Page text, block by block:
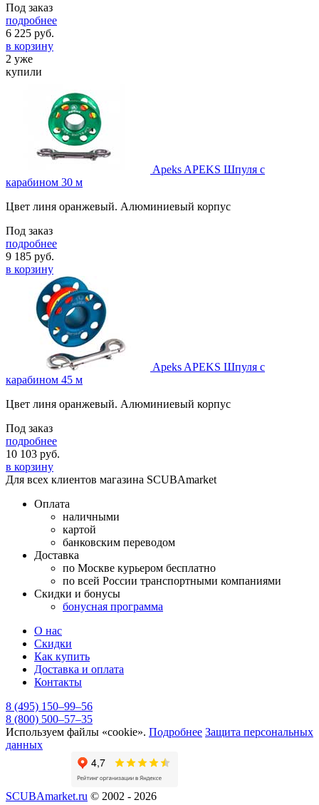
Под заказ
подробнее
6 225 руб.
в корзину
2 уже
купили
Apeks APEKS Шпуля с
карабином 30 м
Цвет линя оранжевый. Алюминиевый корпус
Под заказ
подробнее
9 185 руб.
в корзину
Apeks APEKS Шпуля с
карабином 45 м
Цвет линя оранжевый. Алюминиевый корпус
Под заказ
подробнее
10 103 руб.
в корзину
Для всех клиентов магазина SCUBAmarket
Оплата
наличными
картой
банковским переводом
Доставка
по Москве курьером бесплатно
по всей России транспортными компаниями
Скидки и бонусы
бонусная программа
О нас
Скидки
Как купить
Доставка и оплата
Контакты
8 (495) 150–99–56
8 (800) 500–57–35
Используем файлы «cookie». Подробнее Защита персональных
данных
SCUBAmarket.ru © 2002 - 2026